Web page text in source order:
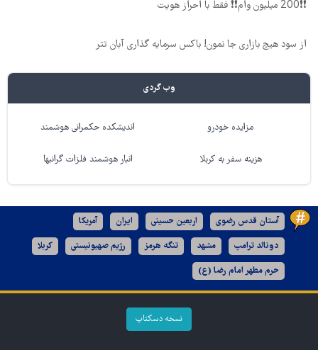
❗❗200 میلیون وام❗❗ فقط با احراز هویت
از سود هیچ بازاری جا نمون! باکس سرمایه گذاری آبان تتر
وب گردی
مزایده خودرو اندیشکده حکمرانی هوشمند
هزینه سفر به کربلا انبار هوشمند فلزات گرانبها
آستان قدس رضوی اربعین حسینی ایران آمریکا
دونالد ترامپ مشهد تنگه هرمز رژیم صهیونیستی کربلا
حرم مطهر امام رضا (ع)
نسخه دسکتاپ